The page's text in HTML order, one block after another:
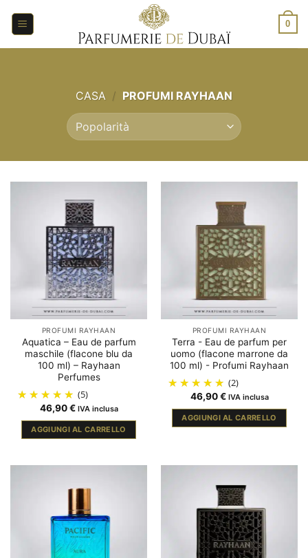
0
CASA / PROFUMI RAYHAAN
PROFUMI RAYHAAN
Aquatica – Eau de parfum
maschile (flacone blu da
100 ml) – Rayhaan
Perfumes
(5)
46,90€ IVA inclusa
AGGIUNGI AL CARRELLO
PROFUMI RAYHAAN
Terra - Eau de parfum per
uomo (flacone marrone da
100 ml) - Profumi Rayhaan
(2)
46,90€ IVA inclusa
AGGIUNGI AL CARRELLO